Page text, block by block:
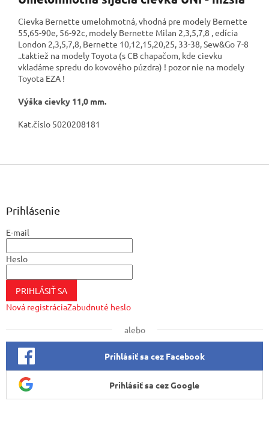
Cievka Bernette umelohmotná, vhodná pre modely Bernette
55,65-90e, 56-92c, modely Bernette Milan 2,3,5,7,8 , edícia
London 2,3,5,7,8, Bernette 10,12,15,20,25, 33-38, Sew&Go 7-8
..taktiež na modely Toyota (s CB chapačom, kde cievku
vkladáme spredu do kovového púzdra) ! pozor nie na modely
Toyota EZA !
Výška cievky 11,0 mm.
Kat.číslo 5020208181
Z
Prihlásenie
E-mail
Heslo
PRIHLÁSIŤ SA
Nová registráciaZabudnuté heslo
alebo
Prihlásiť sa cez Facebook
Prihlásiť sa cez Google